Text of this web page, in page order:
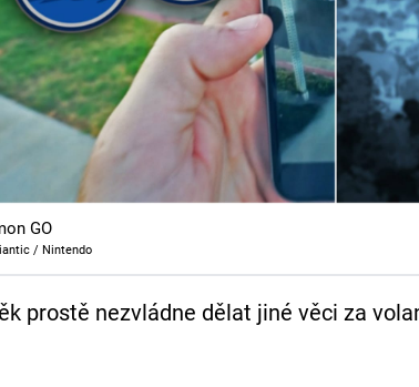
GO
/ Nintendo
prostě nezvládne dělat jiné věci za